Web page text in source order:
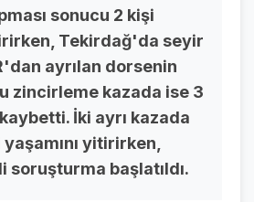
sonucu 2 kişi
Tekirdağ'da seyir
ayrılan dorsenin
zincirleme kazada ise 3
İki ayrı kazada
yitirirken,
soruşturma başlatıldı.